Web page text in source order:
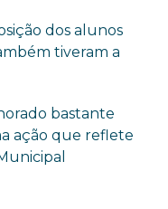
dos alunos
tiveram a
bastante
ação que reflete